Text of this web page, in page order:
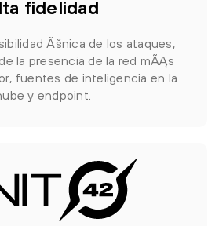
fidelidad
Ãšnica de los ataques,
la presencia de la red mÃĄs
fuentes de inteligencia en la
y endpoint.